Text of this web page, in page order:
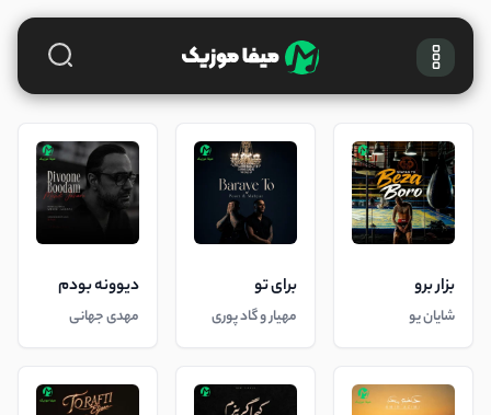
بزار برو
شایان یو
برای تو
مهیار و گاد پوری
دیوونه بودم
مهدی جهانی